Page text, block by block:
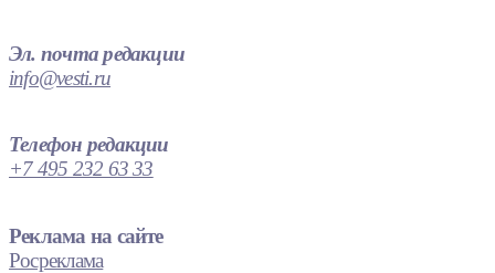
Эл. почта редакции
info@vesti.ru
Телефон редакции
+7 495 232 63 33
Реклама на сайте
Росреклама